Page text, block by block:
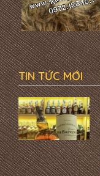
TIN TỨC MỚI